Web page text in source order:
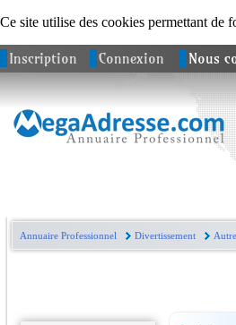
Ce site utilise des cookies permettant de
Inscription Connexion Nous
Annuaire Professionnel Divertissement